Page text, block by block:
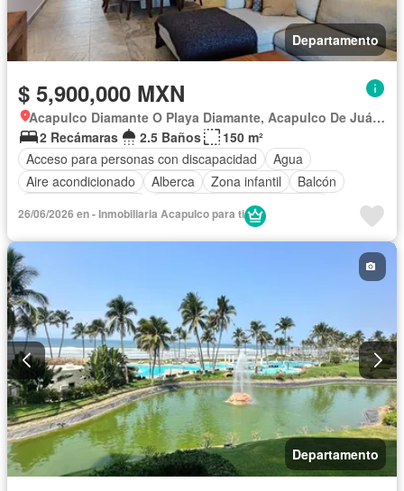
Departamento
$ 5,900,000 MXN
Acapulco Diamante O Playa Diamante, Acapulco De Juárez
2 Recámaras
2.5 Baños
150 m²
Acceso para personas con discapacidad
Agua
Aire acondicionado
Alberca Zona infantil
Balcón
Circuito cerrado de televisión
Cocina equipada Cocina integral
Recámara con closet
Vista panorámica
Zonas verdes
Parcialmente amueblado
26/06/2026 en - Inmobiliaria Acapulco para ti
Departamento